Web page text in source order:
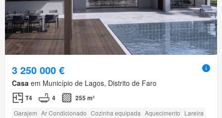
3 250 000 €
Casa em Município de Lagos, Distrito de Faro
T4 4 255 m²
Garajem Ar Condicionado Cozinha equipada Aquecimento Lareira